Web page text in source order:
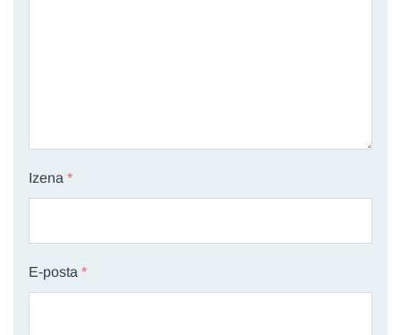
Izena *
E-posta *